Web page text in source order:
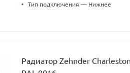
• Тип подключения — Нижнее
Радиатор Zehnder